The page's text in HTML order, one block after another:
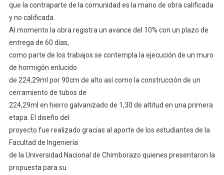
que la contraparte de la comunidad es la mano de obra calificada
y no calificada.
Al momento la obra registra un avance del 10% con un plazo de
entrega de 60 días,
como parte de los trabajos se contempla la ejecución de un muro
de hormigón enlucido
de 224,29ml por 90cm de alto así como la construcción de un
cerramiento de tubos de
224,29ml en hierro galvanizado de 1,30 de altitud en una primera
etapa. El diseño del
proyecto fue realizado gracias al aporte de los estudiantes de la
Facultad de Ingeniería
de la Universidad Nacional de Chimborazo quienes presentaron la
propuesta para su